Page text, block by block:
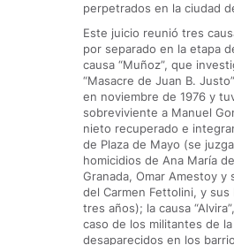
perpetrados en la ciudad
Este juicio reunió tres
por separado en la etapa
causa “Muñoz”, que
“Masacre de Juan B.
en noviembre de 1976 y
sobreviviente a Manuel
nieto recuperado e
de Plaza de Mayo (se
homicidios de Ana María
Granada, Omar Amestoy y
del Carmen Fettolini, y
tres años); la causa
caso de los militantes de
desaparecidos en los